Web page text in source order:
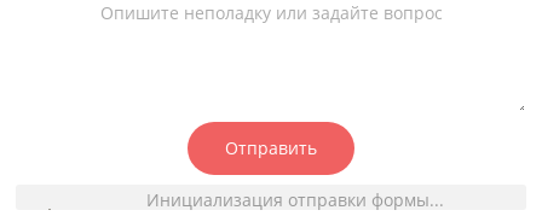
Опишите неполадку или задайте вопрос
Отправить
Инициализация отправки формы...